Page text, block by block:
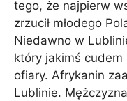
tego, że najpierw
zrzucił młodego
Niedawno w
który jakimś cudem
ofiary. Afrykanin
Lublinie.